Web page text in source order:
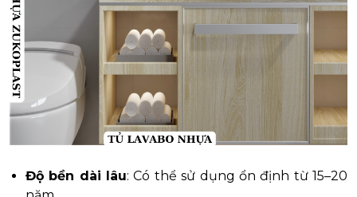
Độ bền dài lâu: Có thể sử dụng ổn định từ 15–20